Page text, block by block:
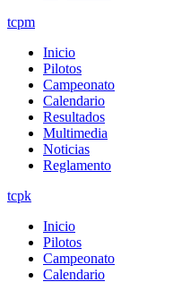
tcpm
Inicio
Pilotos
Campeonato
Calendario
Resultados
Multimedia
Noticias
Reglamento
tcpk
Inicio
Pilotos
Campeonato
Calendario